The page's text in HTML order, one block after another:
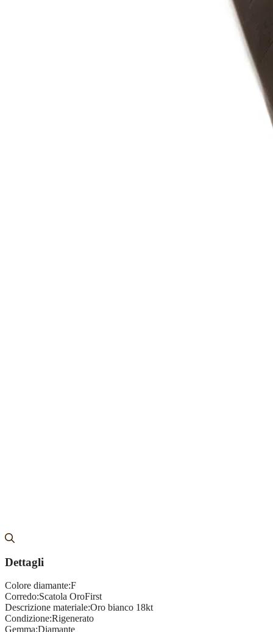
Dettagli
Colore diamante:F
Corredo:Scatola OroFirst
Descrizione materiale:Oro bianco 18kt
Condizione:Rigenerato
Gemma:Diamante